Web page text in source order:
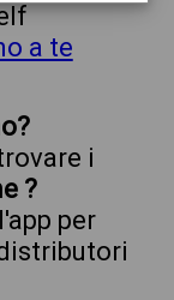
a te
i
?
l'app per